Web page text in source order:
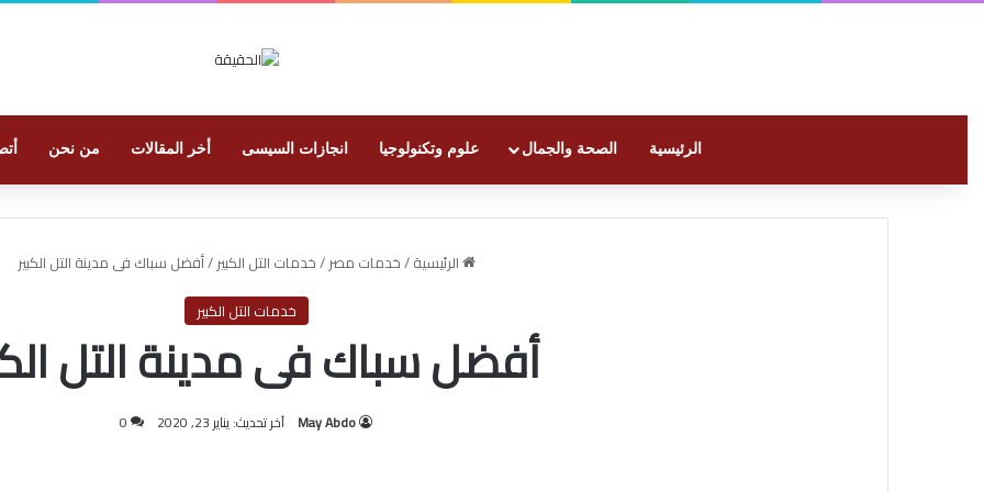
الرئيسية الصحة والجمال علوم وتكنولوجيا انجازات السيسى أخر المقالات من نحن
الرئيسية/خدمات مصر/خدمات التل الكبير/أفضل سباك فى مدينة التل الكبير
خدمات التل الكبير
أفضل سباك فى مدينة التل
May Abdo آخر تحديث: يناير 23, 2020 0